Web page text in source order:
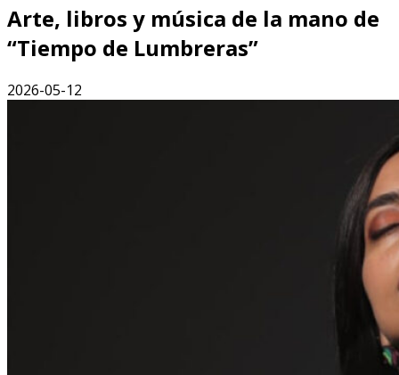
Arte, libros y música de la mano de
“Tiempo de Lumbreras”
2026-05-12